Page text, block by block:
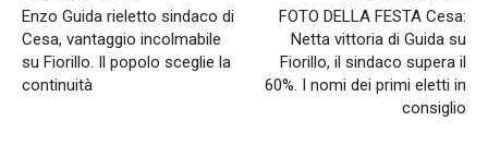
Enzo Guida rieletto sindaco di
Cesa, vantaggio incolmabile
su Fiorillo. Il popolo sceglie la
continuità
FOTO DELLA FESTA Cesa:
Netta vittoria di Guida su
Fiorillo, il sindaco supera il
60%. I nomi dei primi eletti in
consiglio